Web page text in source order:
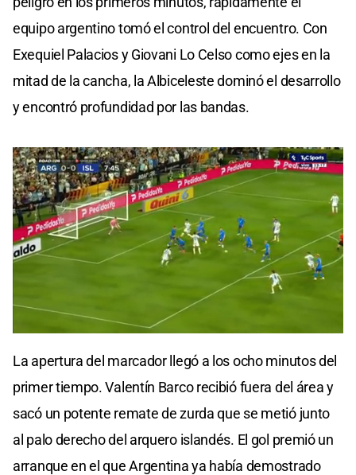
equipo argentino tomó el control del encuentro. Con
Exequiel Palacios y Giovani Lo Celso como ejes en la
mitad de la cancha, la Albiceleste dominó el desarrollo
y encontró profundidad por las bandas.
of
seconds
La apertura del marcador llegó a los ocho minutos del
primer tiempo. Valentín Barco recibió fuera del área y
sacó un potente remate de zurda que se metió junto
al palo derecho del arquero islandés. El gol premió un
arranque en el que Argentina ya había demostrado